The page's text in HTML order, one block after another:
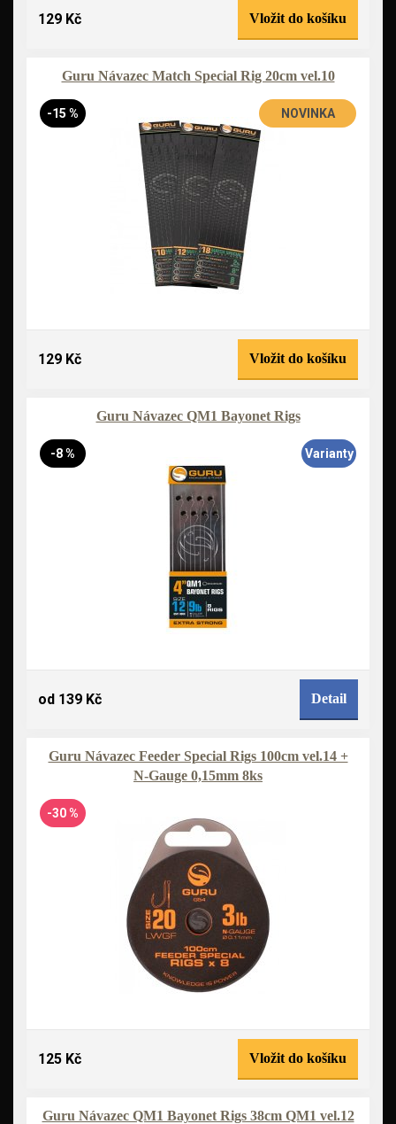
129 Kč Vložit do košíku
Guru Návazec Match Special Rig 20cm vel.10
-15 % NOVINKA
129 Kč Vložit do košíku
Guru Návazec QM1 Bayonet Rigs
-8 % Varianty
od 139 Kč Detail
Guru Návazec Feeder Special Rigs 100cm vel.14 +
N-Gauge 0,15mm 8ks
-30 %
125 Kč Vložit do košíku
Guru Návazec QM1 Bayonet Rigs 38cm QM1 vel.12